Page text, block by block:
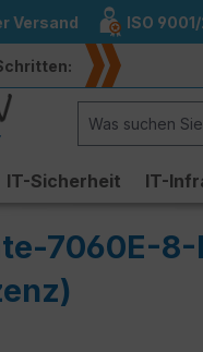
Versand ISO
IT-Sicherheit IT-
7060E-